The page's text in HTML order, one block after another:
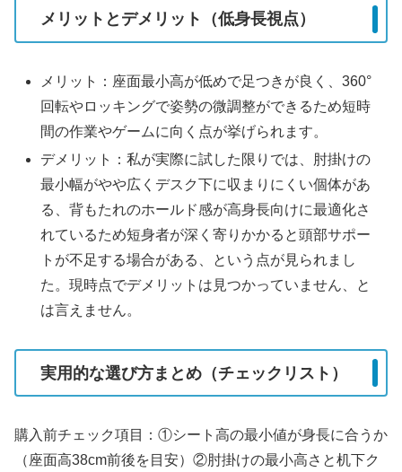
メリットとデメリット（低身長視点）
メリット：座面最小高が低めで足つきが良く、360°
回転やロッキングで姿勢の微調整ができるため短時
間の作業やゲームに向く点が挙げられます。
デメリット：私が実際に試した限りでは、肘掛けの
最小幅がやや広くデスク下に収まりにくい個体があ
る、背もたれのホールド感が高身長向けに最適化さ
れているため短身者が深く寄りかかると頭部サポー
トが不足する場合がある、という点が見られまし
た。現時点でデメリットは見つかっていません、と
は言えません。
実用的な選び方まとめ（チェックリスト）
購入前チェック項目：①シート高の最小値が身長に合うか
（座面高38cm前後を目安）②肘掛けの最小高さと机下ク